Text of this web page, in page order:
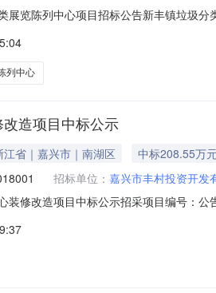
展览陈列中心项目招标公告新丰镇垃圾
82725567招标项目内容工程名称新
列中心
造项目中标公示
江省｜嘉兴市｜南湖区
中标208.55万
招标单位： 嘉兴市丰村投资开发
装修改造项目中标公示招采项目编号：
数据资源管理局一楼东侧开标。经评定